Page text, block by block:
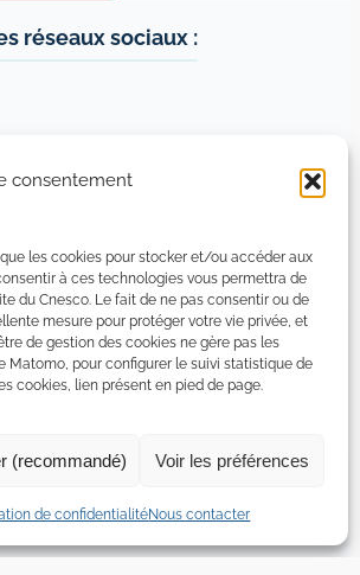
consentement
les cookies pour stocker et/ou accéder aux
à ces technologies vous permettra de
du Cnesco. Le fait de ne pas consentir ou de
mesure pour protéger votre vie privée, et
de gestion des cookies ne gère pas les
Matomo, pour configurer le suivi statistique de
cookies, lien présent en pied de page.
(recommandé) Voir les préférences
de confidentialitéNous contacter
réseaux sociaux :
Politique de certains cookies